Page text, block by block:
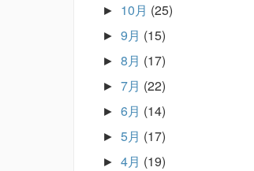
► 10月 (25)
► 9月 (15)
► 8月 (17)
► 7月 (22)
► 6月 (14)
► 5月 (17)
► 4月 (19)